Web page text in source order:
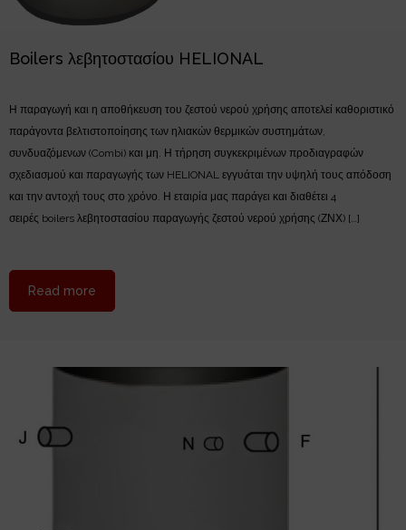
Boilers λεβητοστασίου HELIONAL
Η παραγωγή και η αποθήκευση του ζεστού νερού χρήσης αποτελεί καθοριστικό
παράγοντα βελτιστοποίησης των ηλιακών θερμικών συστημάτων,
συνδυαζόμενων (Combi) και μη. Η τήρηση συγκεκριμένων προδιαγραφών
σχεδιασμού και παραγωγής των HELIONAL εγγυάται την υψηλή τους απόδοση
και την αντοχή τους στο χρόνο. Η εταιρία μας παράγει και διαθέτει 4
σειρές boilers λεβητοστασίου παραγωγής ζεστού νερού χρήσης (ΖΝΧ) […]
Read more